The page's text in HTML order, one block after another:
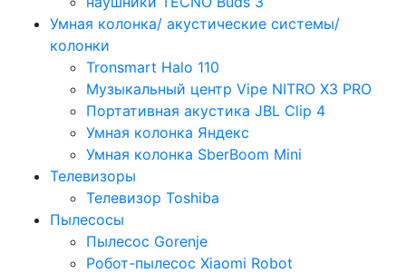
Умная колонка/ акустические системы/
колонки
Tronsmart Halo 110
Музыкальный центр Vipe NITRO X3 PRO
Портативная акустика JBL Clip 4
Умная колонка Яндекс
Умная колонка SberBoom Mini
Телевизоры
Телевизор Toshiba
Пылесосы
Пылесос Gorenje
Робот-пылесос Xiaomi Robot